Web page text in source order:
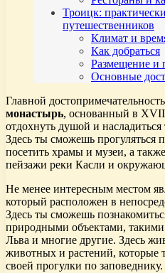
Троицк:
путешественников
Климат и
Как добраться
Размещение и
Основные
Главной
монастырь, основанный в
отдохнуть душой и
Здесь ты сможешь прогуляться
посетить храмы и музеи, а
пейзажи реки Касли и
Не менее интересным местом
который расположен в
Здесь ты сможешь
природными объектами,
Льва и многие другие. Здесь
животных и растений, которые
своей прогулки по заповеднику.